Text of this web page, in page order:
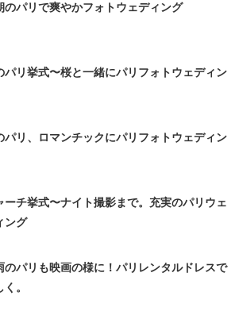
のパリで爽やかフォトウェディング
パリ挙式〜桜と一緒にパリフォトウェディン
パリ、ロマンチックにパリフォトウェディン
ーチ挙式〜ナイト撮影まで。充実のパリウェ
ング
のパリも映画の様に！パリレンタルドレスで
。